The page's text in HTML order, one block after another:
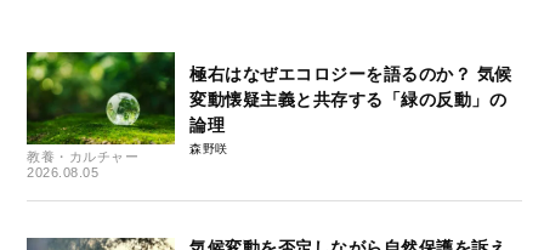
教養・カルチャー
2026.08.05
極右はなぜエコロジーを語るのか？ 気候
変動懐疑主義と共存する「緑の反動」の
論理
森野咲